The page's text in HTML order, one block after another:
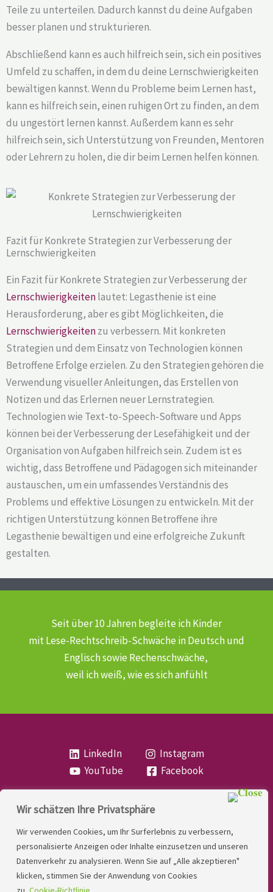
Wir schätzen Ihre Privatsphäre
Wir verwenden Cookies, um Ihr Surferlebnis zu verbessern,
personalisierte Anzeigen oder Inhalte einzusetzen und unseren
Datenverkehr zu analysieren. Wenn Sie auf „Alle akzeptieren"
klicken, stimmen Sie der Anwendung von Cookies
Teile zu unterteilen. Dadurch kannst du deine Aufgaben
besser planen und strukturieren.
Abschließend kann es auch hilfreich sein, sich ein positives
Umfeld zu schaffen, in dem du deine Lernschwierigkeiten
bewältigen kannst. Wenn du Probleme beim Lernen hast,
kann es hilfreich sein, einen ruhigen Ort zu finden, an dem
du ungestört lernen kannst. Außerdem kann es sehr
hilfreich sein, sich Unterstützung von Freunden, Mentoren
oder Lehrern zu holen, die dir beim Lernen helfen können.
Fazit für Konkrete Strategien zur Verbesserung der
Lernschwierigkeiten
Ein Fazit für Konkrete Strategien zur Verbesserung der
Lernschwierigkeitenlautet: Legasthenie ist eine
Herausforderung, aber es gibt Möglichkeiten, die
Lernschwierigkeitenzu verbessern. Mit konkreten
Strategien und dem Einsatz von Technologien können
Betroffene Erfolge erzielen. Zu den Strategien gehören die
Verwendung visueller Anleitungen, das Erstellen von
Notizen und das Erlernen neuer Lernstrategien.
Technologien wie Text-to-Speech-Software und Apps
können bei der Verbesserung der Lesefähigkeit und der
Organisation von Aufgaben hilfreich sein. Zudem ist es
wichtig, dass Betroffene und Pädagogen sich miteinander
austauschen, um ein umfassendes Verständnis des
Problems und effektive Lösungen zu entwickeln. Mit der
richtigen Unterstützung können Betroffene ihre
Legasthenie bewältigen und eine erfolgreiche Zukunft
gestalten.
Seit über 10 Jahren begleite ich Kinder
mit Lese-Rechtschreib-Schwächein Deutsch und
Englisch sowie Rechenschwäche,
weil ich weiß, wie es sich anfühlt
LinkedIn
Instagram
YouTube
Facebook
LINDNER. 2026 | Powered by
Kontakt